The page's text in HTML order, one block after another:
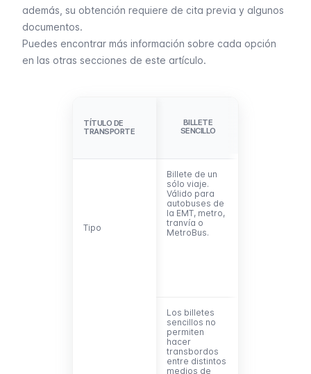
además, su obtención requiere de cita previa y algunos
documentos.
Puedes encontrar más información sobre cada opción
en las otras secciones de este artículo.
TÍTULO DE
TRANSPORTE
Tipo
TÍTULO DE
TRANSPORTE
BILLETE
SENCILLO
Tipo
Billete de un
sólo viaje.
Válido para
autobuses de
la EMT, metro,
tranvía o
MetroBus.
Los billetes
sencillos no
permiten
hacer
transbordos
entre distintos
medios de